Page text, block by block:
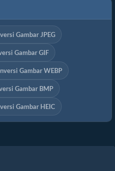
Gambar JPEG
Gambar GIF
Gambar WEBP
Gambar BMP
Gambar HEIC